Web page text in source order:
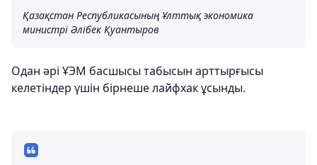
Қазақстан Республикасының Ұлттық экономика
министрі Әлібек Қуантыров
Одан әрі ҰЭМ басшысы табысын арттырғысы
келетіндер үшін бірнеше лайфхак ұсынды.